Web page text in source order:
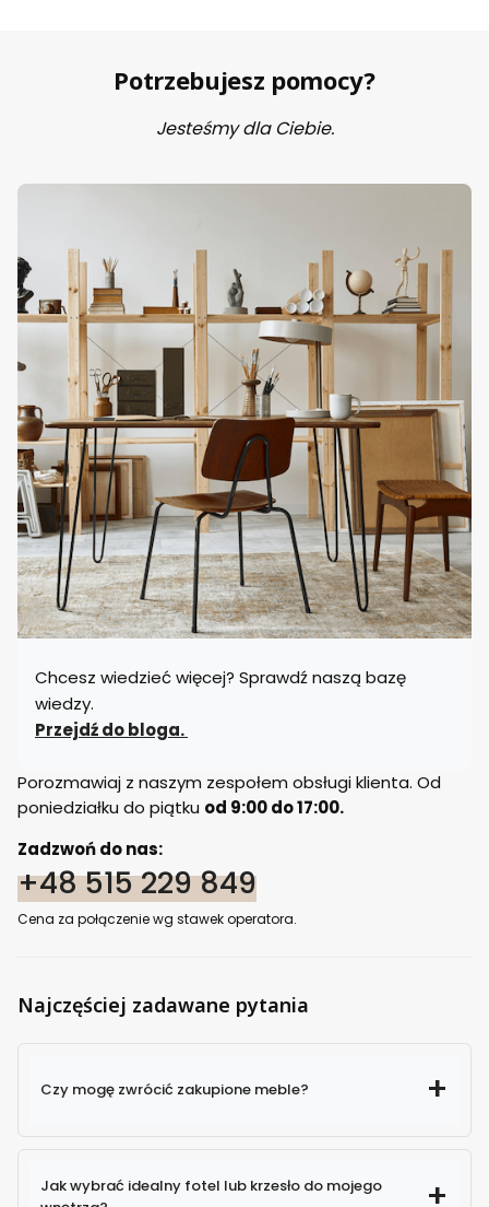
Potrzebujesz pomocy?
Jesteśmy dla Ciebie.
Chcesz wiedzieć więcej? Sprawdź naszą bazę
wiedzy.
Przejdź do bloga.
Porozmawiaj z naszym zespołem obsługi klienta. Od
poniedziałku do piątku od 9:00 do 17:00.
Zadzwoń do nas:
+48 515 229 849
Cena za połączenie wg stawek operatora.
Najczęściej zadawane pytania
Czy mogę zwrócić zakupione meble?
Jak wybrać idealny fotel lub krzesło do mojego